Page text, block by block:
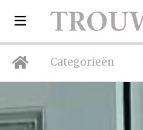
Categorieën